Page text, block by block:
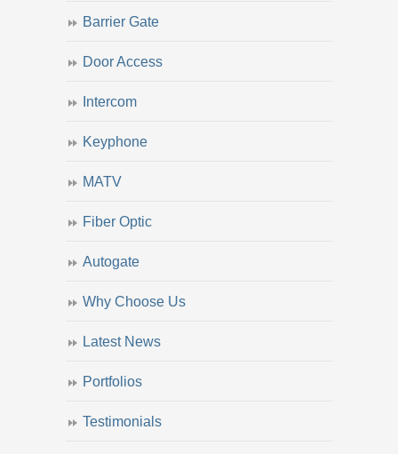
Barrier Gate
Door Access
Intercom
Keyphone
MATV
Fiber Optic
Autogate
Why Choose Us
Latest News
Portfolios
Testimonials